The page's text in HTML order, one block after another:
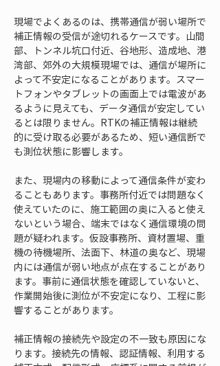
現場でよくあるのは、携帯通信が弱い場所で
補正情報の受信が途切れるケースです。山間
部、トンネル坑口付近、谷地形、造成地、港
湾部、郊外の大規模現場では、通信が場所に
よって不安定になることがあります。スマー
トフォンやタブレットの画面上では電波があ
るように見えても、データ通信が安定してい
るとは限りません。RTKの補正情報は継続
的に受け取る必要があるため、短い通信断で
も測位状態に影響します。
また、現場内の移動によって通信条件が変わ
ることもあります。事務所付近では問題なく
使えていたのに、施工範囲の奥に入ると使え
ないという場合、端末ではなく通信環境の問
題が疑われます。仮設事務所、資材置場、重
機の待機場所、法面下、林道の奥など、現場
内には通信が弱い地点が点在することがあり
ます。事前に通信状態を確認していないと、
作業開始後に測位が不安定になり、工程に影
響することがあります。
補正情報の接続先や設定の不一致も原因にな
ります。接続先の情報、認証情報、利用する